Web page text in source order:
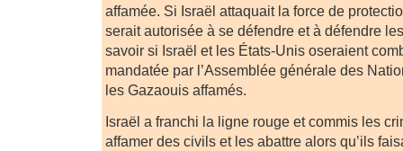
affamée. Si Israël attaquait la force de
serait autorisée à se défendre et à défendre
savoir si Israël et les États-Unis oseraient
mandatée par l’Assemblée générale des
les Gazaouis affamés.
Israël a franchi la ligne rouge et commis les
affamer des civils et les abattre alors qu’ils